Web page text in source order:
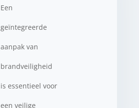
Een
geïntegreerde
aanpak van
brandveiligheid
is essentieel voor
een veilige